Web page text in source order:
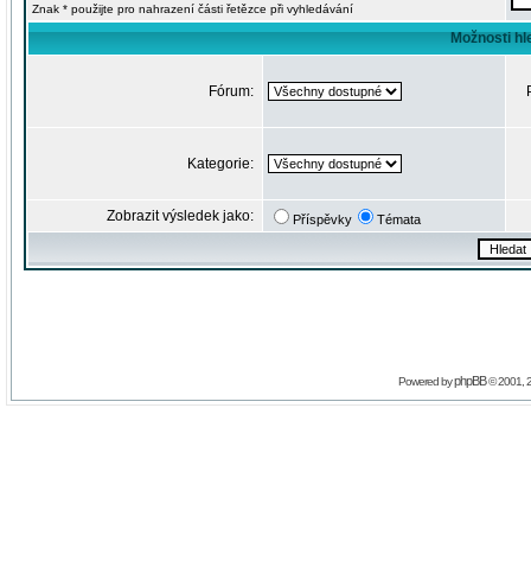
Znak * použijte pro nahrazení části řetězce při vyhledávání
Možnosti
Fórum:
Kategorie:
Zobrazit výsledek jako: Příspěvky Témata
Powered byphpBB© 2001,